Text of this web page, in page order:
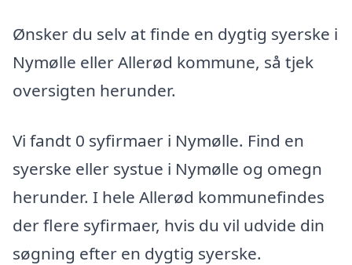
Ønsker du selv at finde en dygtig syerske i
Nymølle eller Allerød kommune, så tjek
oversigten herunder.
Vi fandt 0 syfirmaer i Nymølle. Find en
syerske eller systue i Nymølle og omegn
herunder. I hele Allerød kommunefindes
der flere syfirmaer, hvis du vil udvide din
søgning efter en dygtig syerske.